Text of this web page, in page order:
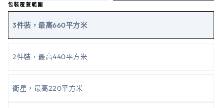
包裝覆蓋範圍
3件裝，最高660平方米
2件裝，最高440平方米
衛星，最高220平方米